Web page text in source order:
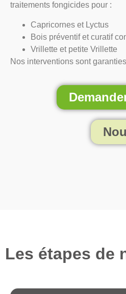
traitements fongicides pour :
Capricornes et Lyctus
Bois préventif et curatif
Vrillette et petite Vrillette
Nos interventions sont
Les étapes de